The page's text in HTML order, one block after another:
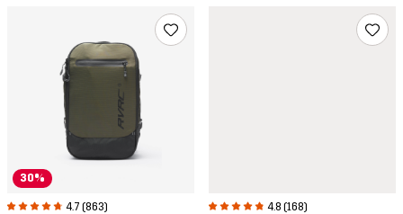
30%
4.7 (863) 4.8 (168)